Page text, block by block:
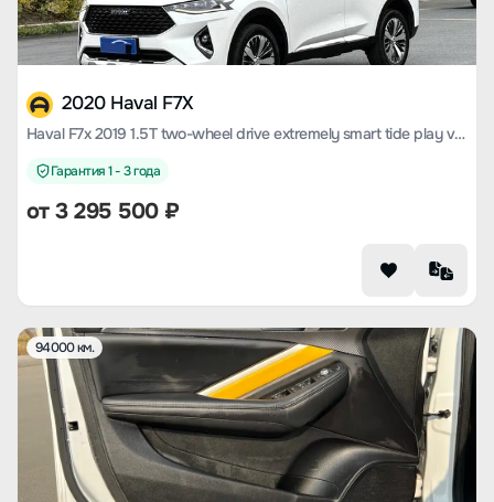
2020 Haval F7X
Haval F7x 2019 1.5T two-wheel drive extremely smart tide play version
Гарантия 1 - 3 года
от3 295 500₽
94000 км.